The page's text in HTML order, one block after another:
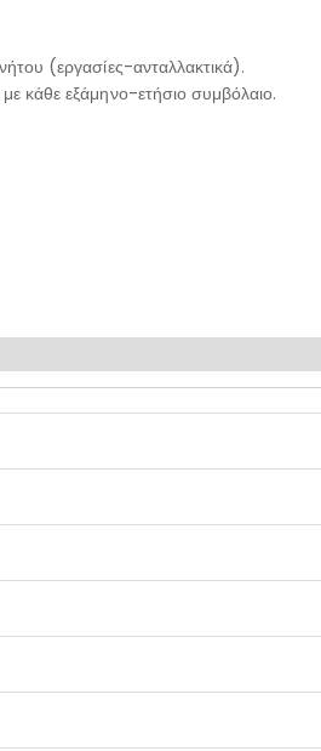
(εργασίες-ανταλλακτικά).
κάθε εξάμηνο-ετήσιο συμβόλαιο.